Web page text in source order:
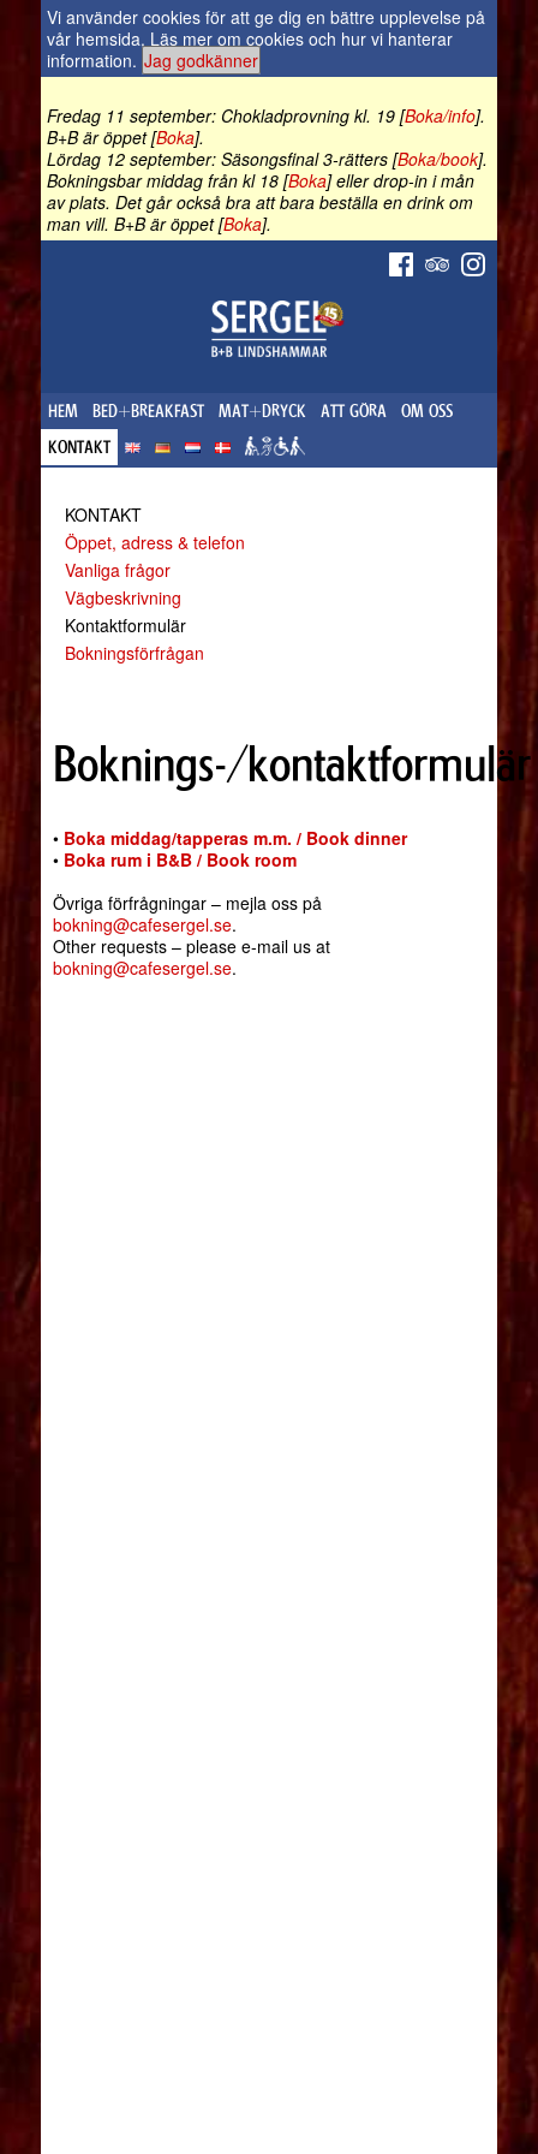
Vi använder cookies för att ge dig en bättre upplevelse på
vår hemsida. Läs mer om cookies och hur vi hanterar
information. Jag godkänner
Fredag 11 september: Chokladprovning kl. 19 [Boka/info].
B+B är öppet [Boka].
Lördag 12 september: Säsongsfinal 3-rätters [Boka/book].
Bokningsbar middag från kl 18 [Boka] eller drop-in i mån
av plats. Det går också bra att bara beställa en drink om
man vill. B+B är öppet [Boka].
HEM BED+BREAKFAST MAT+DRYCK ATT GÖRA
OM OSS
KONTAKT
KONTAKT
Öppet, adress & telefon
Vanliga frågor
Vägbeskrivning
Kontaktformulär
Bokningsförfrågan
Boknings-/kontaktformulär
• Boka middag/tapperas m.m. / Book dinner
• Boka rum i B&B / Book room
Övriga förfrågningar – mejla oss på
bokning@cafesergel.se.
Other requests – please e-mail us at
bokning@cafesergel.se.